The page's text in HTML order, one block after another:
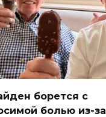
борется с
болью из-за